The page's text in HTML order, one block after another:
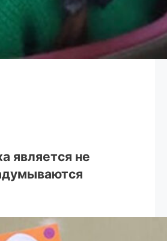
является не